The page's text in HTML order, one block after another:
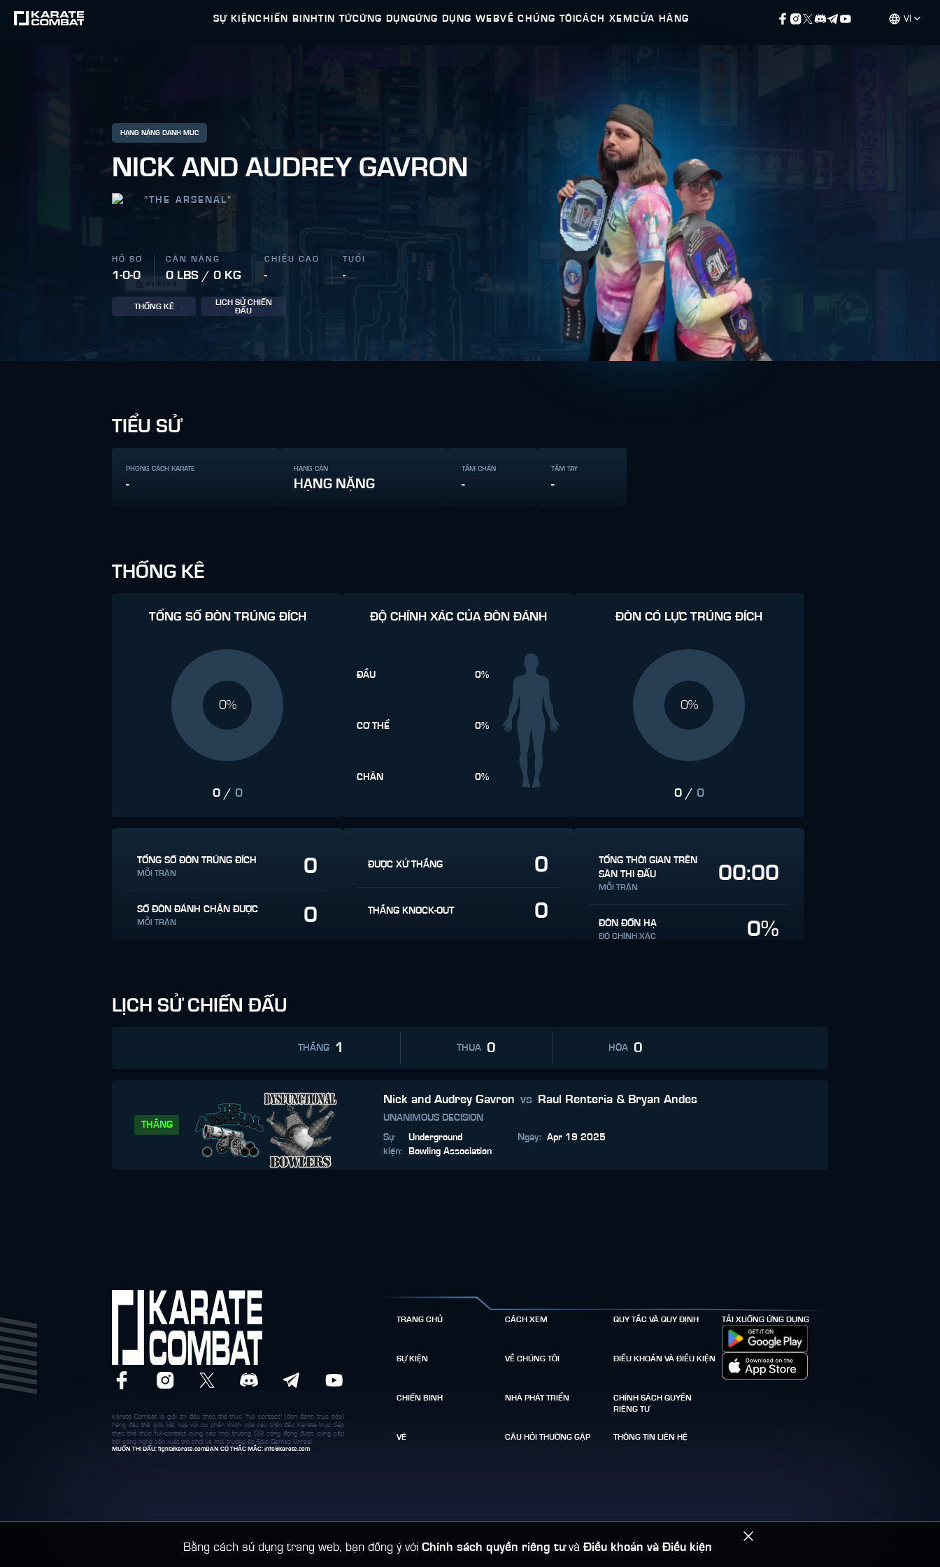
VI
SỰ KIỆNCHIẾN BINHTIN TỨCỨNG DỤNGỨNG DỤNG WEBVỀ CHÚNG TÔICÁCH XEMCỬA HÀNG
HẠNG NẶNG DANH MỤC
NICK AND AUDREY GAVRON
"THE ARSENAL"
HỒ SƠ
1-0-0
CÂN NẶNG
0 LBS / 0 KG
CHIỀU CAO
-
TUỔI
-
THỐNG KÊ
LỊCH SỬ CHIẾN
ĐẤU
TIỂU SỬ
PHONG CÁCH KARATE
-
HẠNG CÂN
HẠNG NẶNG
TẦM CHÂN
-
TẦM TAY
-
THỐNG KÊ
TỔNG SỐ ĐÒN TRÚNG ĐÍCH
0%
0/ 0
ĐỘ CHÍNH XÁC CỦA ĐÒN ĐÁNH
ĐẦU 0%
CƠ THỂ 0%
CHÂN 0%
ĐÒN CÓ LỰC TRÚNG ĐÍCH
0%
0/ 0
TỔNG SỐ ĐÒN TRÚNG ĐÍCH
MỖI TRẬN 0
SỐ ĐÒN ĐÁNH CHẶN ĐƯỢC
MỖI TRẬN 0
ĐƯỢC XỬ THẮNG 0
THẮNG KNOCK-OUT 0
TỔNG THỜI GIAN TRÊN
SÀN THI ĐẤU
MỖI TRẬN
00:00
ĐÒN ĐỐN HẠ
ĐỘ CHÍNH XÁC 0%
LỊCH SỬ CHIẾN ĐẤU
THẮNG 1 THUA 0 HÒA 0
THẮNG
Nick and Audrey Gavron vs Raul Renteria & Bryan Andes
UNANIMOUS DECISION
Sự
kiện:
Underground
Bowling Association
Ngày: Apr 19 2025
Bằng cách sử dụng trang web, bạn đồng ý với Chính sách quyền riêng tưvà Điều khoản và Điều kiện
TRANG CHỦ
SỰ KIỆN
CHIẾN BINH
VÉ
CÁCH XEM
VỀ CHÚNG TÔI
NHÀ PHÁT TRIỂN
CÂU HỎI THƯỜNG GẶP
QUY TẮC VÀ QUY ĐỊNH
ĐIỀU KHOẢN VÀ ĐIỀU KIỆN
CHÍNH SÁCH QUYỀN
RIÊNG TƯ
THÔNG TIN LIÊN HỆ
TẢI XUỐNG ỨNG DỤNG
Karate Combat là giải thi đấu theo thể thức "full contact" (đòn đánh trực tiếp)
hàng đầu thế giới, kết hợp với sự phấn khích của các trận đấu Karate trực tiếp
theo thể thức full-contact cùng các môi trường CGI sống động được cung cấp
bởi công nghệ sản xuất trò chơi và môi trường ảo Epic Games Unreal.
MUỐN THI ĐẤU: fight@karate.comBẠN CÓ THẮC MẮC: info@karate.com